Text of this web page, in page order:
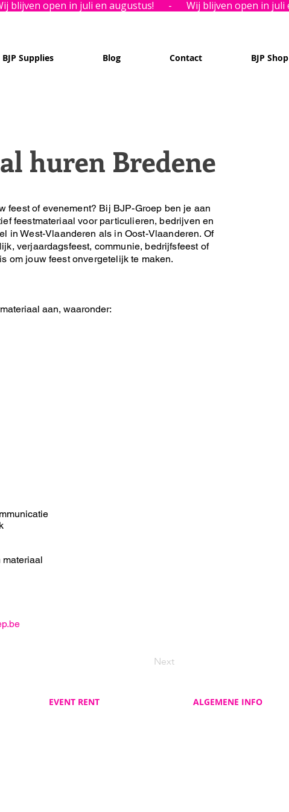
BJP Supplies Blog Contact BJP Shop
huren Bredene
feest of evenement? Bij BJP-Groep ben je aan
feestmateriaal voor particulieren, bedrijven en
in West-Vlaanderen als in Oost-Vlaanderen. Of
verjaardagsfeest, communie, bedrijfsfeest of
om jouw feest onvergetelijk te maken.
aan, waaronder:
materiaal
Next
EVENT RENT ALGEMENE INFO